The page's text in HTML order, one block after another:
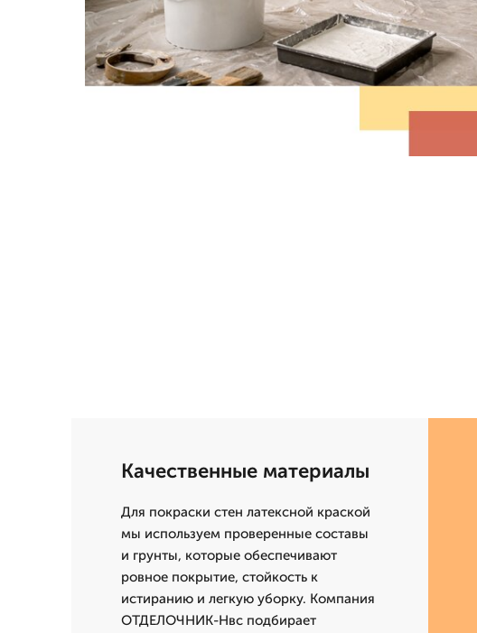
Качественные материалы
Для покраски стен латексной краской
мы используем проверенные составы
и грунты, которые обеспечивают
ровное покрытие, стойкость к
истиранию и легкую уборку. Компания
ОТДЕЛОЧНИК-Нвс подбирает